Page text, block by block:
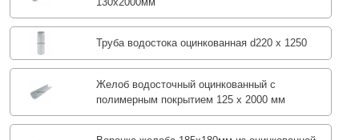
Труба водостока оцинкованная d220 х 1250
Желоб водосточный оцинкованный с
полимерным покрытием 125 х 2000 мм